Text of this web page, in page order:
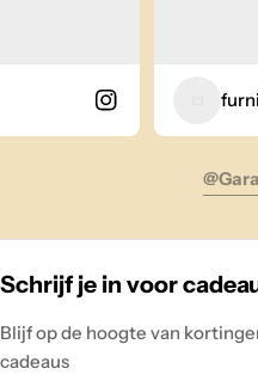
Schrijf je in voor
Blijf op de hoogte van
cadeaus